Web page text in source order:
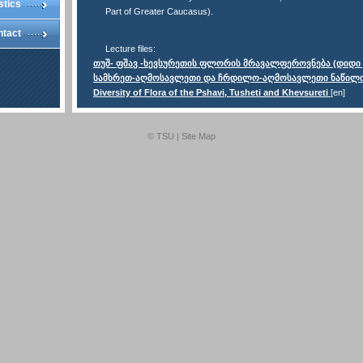
Part of Greater Caucasus).
Lecture files:
თუშ- ფშავ -ხევსურეთის ფლორის მრავალფეროვნება (დიდი
სამხრეთ-აღმოსავლეთი და ჩრდილო-აღმოსავლეთი
Diversity of Flora of the Pshavi, Tusheti and Khevsureti [en]
© TSU | Site Map